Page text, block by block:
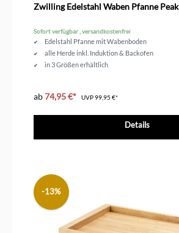
Zwilling Edelstahl Waben Pfanne Peak
Sofort verfügbar , versandkostenfrei
Edelstahl Pfanne mit Wabenboden
alle Herde inkl. Induktion & Backofen
in 3 Größen erhältlich
ab74,95 €* UVP99,95 €*
Details
-13%